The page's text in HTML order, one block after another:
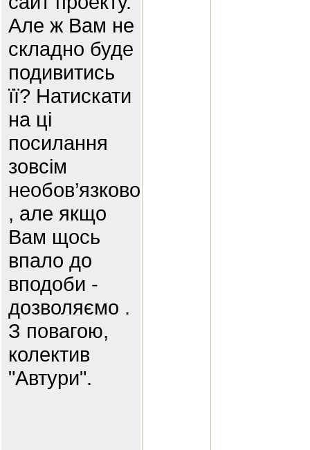
Але ж Вам не
складно буде
подивитись
її? Натискати
на ці
посилання
зовсім
необов’язково
, але якщо
Вам щось
впало до
вподоби -
дозволяємо .
З повагою,
колектив
"Автури".